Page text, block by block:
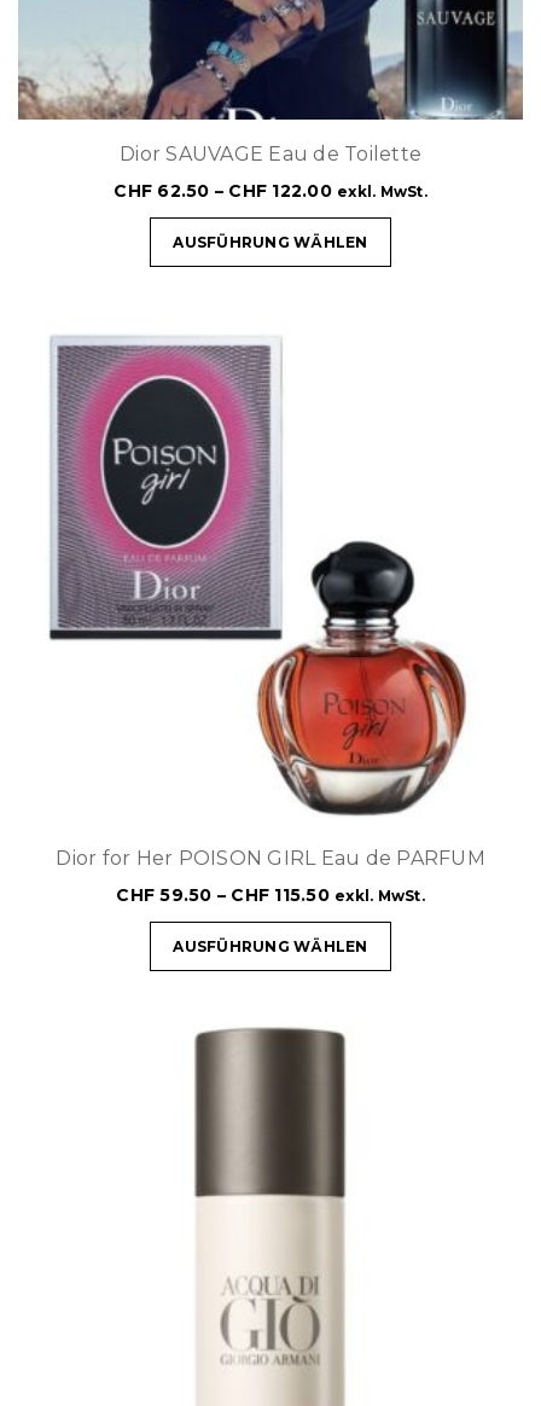
Dior SAUVAGE Eau de Toilette
CHF 62.50 – CHF 122.00 exkl. MwSt.
AUSFÜHRUNG WÄHLEN
Dior for Her POISON GIRL Eau de PARFUM
CHF 59.50 – CHF 115.50 exkl. MwSt.
AUSFÜHRUNG WÄHLEN